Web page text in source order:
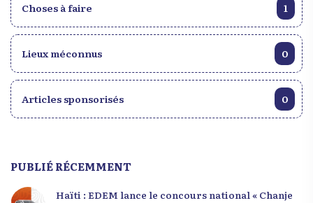
Choses à faire 1
Lieux méconnus 0
Articles sponsorisés 0
PUBLIÉ RÉCEMMENT
Haïti : EDEM lance le concours national « Chanje